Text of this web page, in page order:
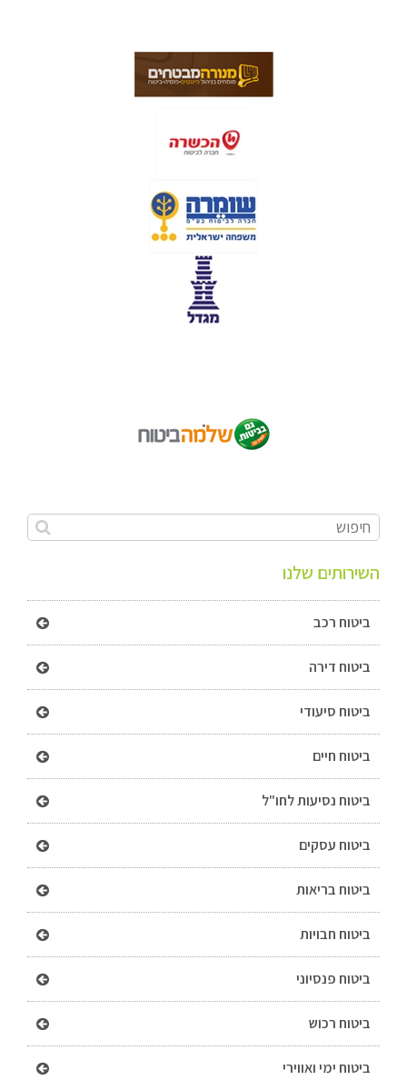
השירותים שלנו
ביטוח רכב
ביטוח דירה
ביטוח סיעודי
ביטוח חיים
ביטוח נסיעות לחו"ל
ביטוח עסקים
ביטוח בריאות
ביטוח חבויות
ביטוח פנסיוני
ביטוח רכוש
ביטוח ימי ואווירי